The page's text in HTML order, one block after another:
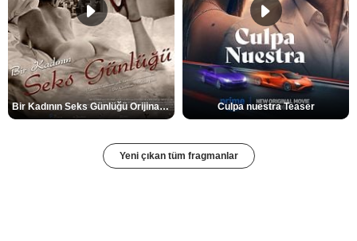
Bir Kadının Seks Günlüğü Orijinal Fragman Culpa nuestra Teaser
Yeni çıkan tüm fragmanlar